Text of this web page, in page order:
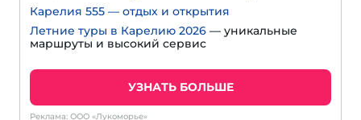
Карелия 555 — отдых и открытия
Летние туры в Карелию 2026 — уникальные
маршруты и высокий сервис
УЗНАТЬ БОЛЬШЕ
Реклама: ООО «Лукоморье»